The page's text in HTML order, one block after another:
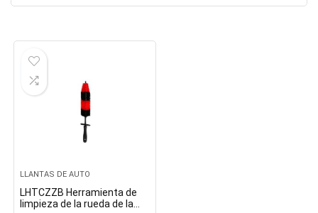
LLANTAS DE AUTO
LHTCZZB Herramienta de
limpieza de la rueda de la